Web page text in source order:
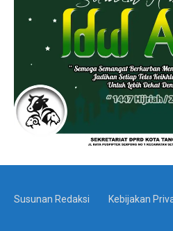
Susunan Redaksi Kebijakan